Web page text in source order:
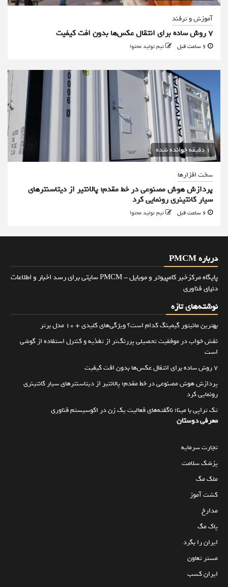
آموزش و ترفند
۷ روش ساده برای انتقال عکس‌ها بدون افت کیفیت
تیم تولید محتوا
1 دقیقه خوانده شده
سخت افزارها
پردازش هوش مصنوعی در خط مقدم؛ پالانتیر از دیتاسنترهای
سیار کانتینری رونمایی کرد
تیم تولید محتوا
درباره PMCM
پایگاه مرکزخبر کامپیوتر و موبایل - PMCM سایتی برای رسد اخبار و اطلاعات
دنیای فناوری
نوشته‌های تازه
بهترین مانیتور گیمینگ کدام است؟ ویژگی‌های کلیدی + 10 مدل برتر
نقش خواب در موفقیت تحصیلی پررنگ‌تر از تغذیه و کنترل استفاده از گوشی
است
۷ روش ساده برای انتقال عکس‌ها بدون افت کیفیت
پردازش هوش مصنوعی در خط مقدم؛ پالانتیر از دیتاسنترهای سیار کانتینری
رونمایی کرد
تک تراپی با مینا؛ ناگفته‌های فعالیت یک زن در اکوسیستم فناوری
معرفی دوستان
تجارت سرمایه
پزشک سلامت
ملک مگ
کشت آموز
مدارخ
پاک مگ
ایران را بگرد
مستر تعاون
ایران کسب